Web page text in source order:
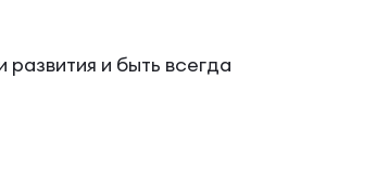
и быть всегда